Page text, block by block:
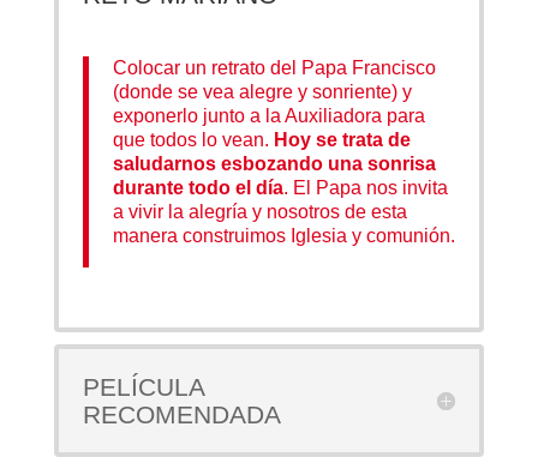
Colocar un retrato del Papa Francisco
(donde se vea alegre y sonriente) y
exponerlo junto a la Auxiliadora para
que todos lo vean. Hoy se trata de
saludarnos esbozando una sonrisa
durante todo el día. El Papa nos invita
a vivir la alegría y nosotros de esta
manera construimos Iglesia y comunión.
PELÍCULA
RECOMENDADA